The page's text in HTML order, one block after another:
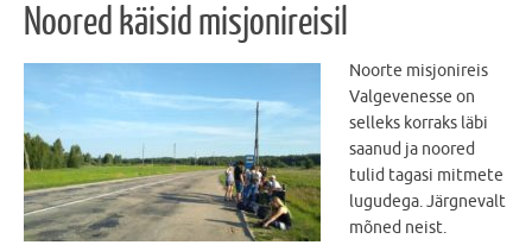
Noored käisid misjonireisil
Noorte misjonireis
Valgevenesse on
selleks korraks läbi
saanud ja noored
tulid tagasi mitmete
lugudega. Järgnevalt
mõned neist.